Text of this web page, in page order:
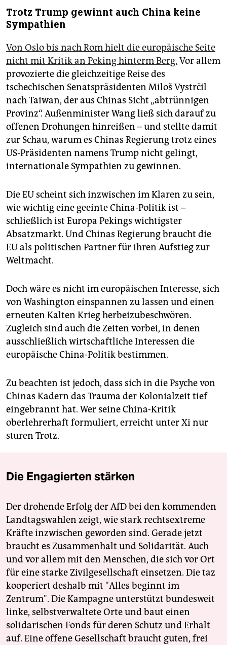
Trotz Trump gewinnt auch China keine
Sympathien
Von Oslo bis nach Rom hielt die europäische Seite
nicht mit Kritik an Peking hinterm Berg. Vor allem
provozierte die gleichzeitige Reise des
tschechischen Senatspräsidenten Miloš Vystrčil
nach Taiwan, der aus Chinas Sicht „abtrünnigen
Provinz“. Außenminister Wang ließ sich darauf zu
offenen Drohungen hinreißen – und stellte damit
zur Schau, warum es Chinas Regierung trotz eines
US-Präsidenten namens Trump nicht gelingt,
internationale Sympathien zu gewinnen.
Die EU scheint sich inzwischen im Klaren zu sein,
wie wichtig eine geeinte China-Politik ist –
schließlich ist Europa Pekings wichtigster
Absatzmarkt. Und Chinas Regierung braucht die
EU als politischen Partner für ihren Aufstieg zur
Weltmacht.
Doch wäre es nicht im europäischen Interesse, sich
von Washington einspannen zu lassen und einen
erneuten Kalten Krieg herbeizubeschwören.
Zugleich sind auch die Zeiten vorbei, in denen
ausschließlich wirtschaftliche Interessen die
europäische China-Politik bestimmen.
Zu beachten ist jedoch, dass sich in die Psyche von
Chinas Kadern das Trauma der Kolonialzeit tief
eingebrannt hat. Wer seine China-Kritik
oberlehrerhaft formuliert, erreicht unter Xi nur
sturen Trotz.
Die Engagierten stärken
Der drohende Erfolg der AfD bei den kommenden
Landtagswahlen zeigt, wie stark rechtsextreme
Kräfte inzwischen geworden sind. Gerade jetzt
braucht es Zusammenhalt und Solidarität. Auch
und vor allem mit den Menschen, die sich vor Ort
für eine starke Zivilgesellschaft einsetzen. Die taz
kooperiert deshalb mit "Alles beginnt im
Zentrum". Die Kampagne unterstützt bundesweit
linke, selbstverwaltete Orte und baut einen
solidarischen Fonds für deren Schutz und Erhalt
auf. Eine offene Gesellschaft braucht guten, frei